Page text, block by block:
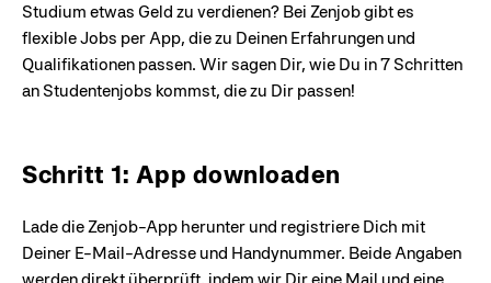
Studium etwas Geld zu verdienen? Bei Zenjob gibt es
flexible Jobs per App, die zu Deinen Erfahrungen und
Qualifikationen passen. Wir sagen Dir, wie Du in 7 Schritten
an Studentenjobs kommst, die zu Dir passen!
Schritt 1: App downloaden
Lade die Zenjob-App herunter und registriere Dich mit
Deiner E-Mail-Adresse und Handynummer. Beide Angaben